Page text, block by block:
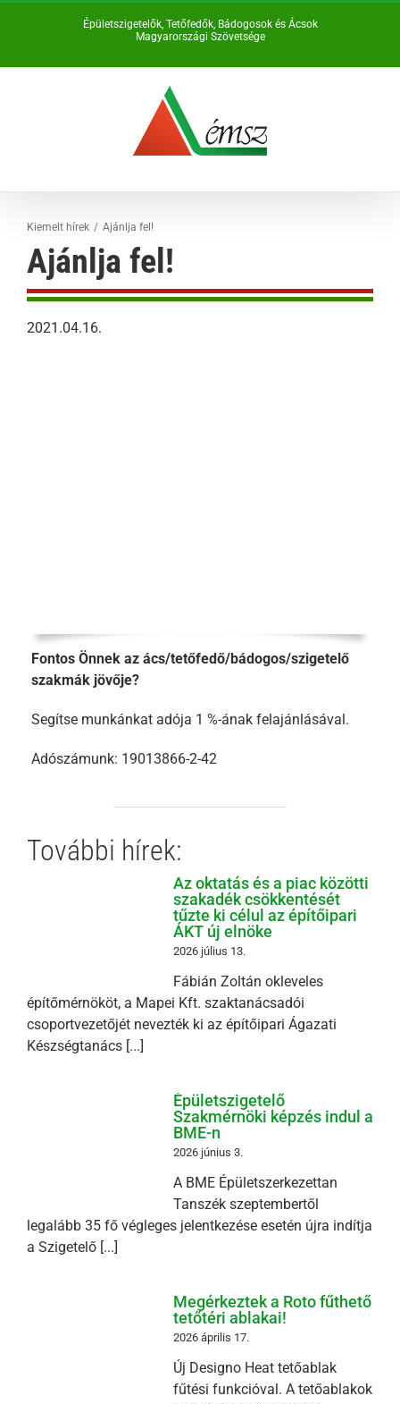
Épületszigetelők, Tetőfedők, Bádogosok és Ácsok
Magyarországi Szövetsége
Kiemelt hírek Ajánlja fel!
Ajánlja fel!
2021.04.16.
Fontos Önnek az ács/tetőfedő/bádogos/szigetelő
szakmák jövője?
Segítse munkánkat adója 1 %-ának felajánlásával.
Adószámunk: 19013866-2-42
További hírek:
Az oktatás és a piac közötti
szakadék csökkentését
tűzte ki célul az építőipari
ÁKT új elnöke
2026 július 13.
Fábián Zoltán okleveles
építőmérnököt, a Mapei Kft. szaktanácsadói
csoportvezetőjét nevezték ki az építőipari Ágazati
Készségtanács [...]
Épületszigetelő
Szakmérnöki képzés indul a
BME-n
2026 június 3.
A BME Épületszerkezettan
Tanszék szeptembertől
legalább 35 fő végleges jelentkezése esetén újra indítja
a Szigetelő [...]
Megérkeztek a Roto fűthető
tetőtéri ablakai!
2026 április 17.
Új Designo Heat tetőablak
fűtési funkcióval. A tetőablakok